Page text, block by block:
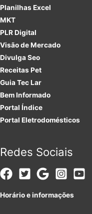
Planilhas Excel
MKT
PLRDigital
Visão de Mercado
Divulga Seo
Receitas Pet
Guia Tec Lar
Bem Informado
Portal Índice
Portal Eletrodomésticos
Redes Sociais
Horário e informações